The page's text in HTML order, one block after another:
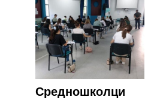
Средношколци